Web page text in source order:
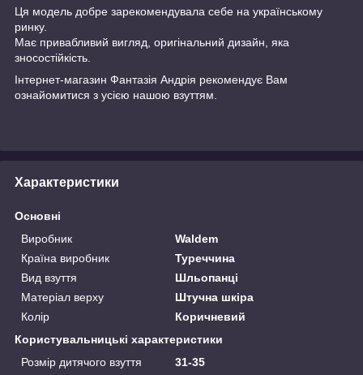
Ця модель добре зарекомендувала себе на українському
ринку.
Має привабливий вигляд, оригінальний дизайн, яка
зносостійкість.
Інтернет-магазин Фантазія Андрія рекомендує Вам
ознайомитися з усією нашою взуттям.
Характеристики
Основні
Виробник
Waldem
Країна виробник
Туреччина
Вид взуття
Шльопанці
Матеріал верху
Штучна шкіра
Колір
Коричневий
Користувальницькі характеристики
Розмір дитячого взуття
31-35